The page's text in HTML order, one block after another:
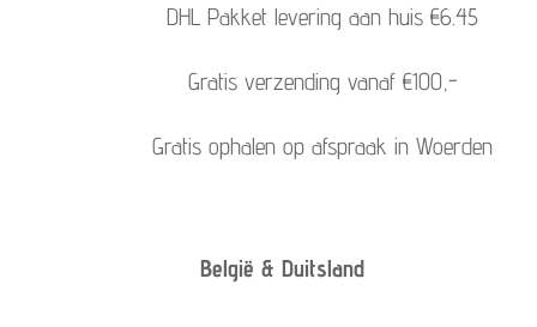
DHL Pakket levering aan huis €6.45
Gratis verzending vanaf €100,-
Gratis ophalen op afspraak in Woerden
België & Duitsland